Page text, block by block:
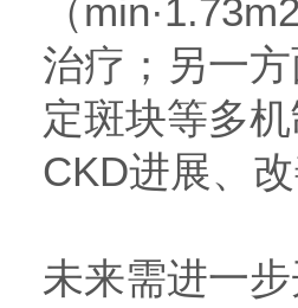
（
治疗；另一
定斑块等多
CKD进展、
未来需进一